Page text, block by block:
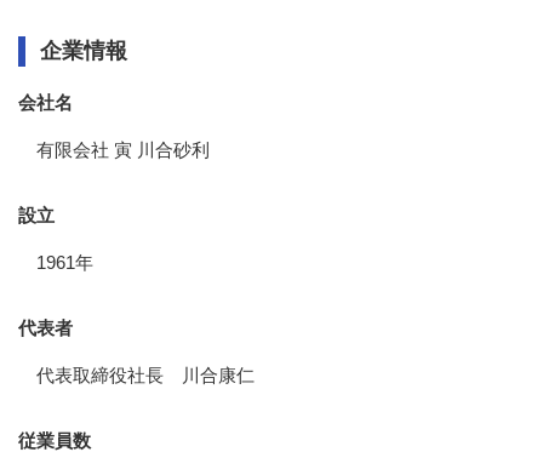
企業情報
会社名
有限会社 寅 川合砂利
設立
1961年
代表者
代表取締役社長 川合康仁
従業員数